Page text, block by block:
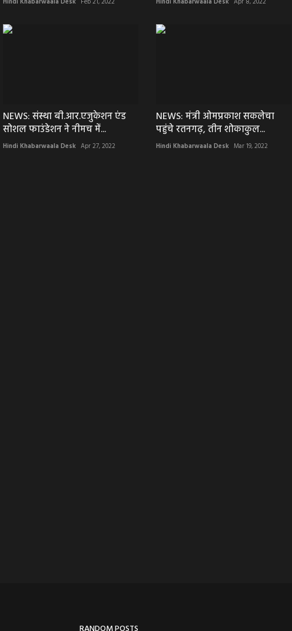
NEWS: संस्था बी.आर.एजुकेशन एंड
सोशल फाउंडेशन ने नीमच में...
Hindi Khabarwaala Desk Apr 27, 2022
NEWS: मंत्री ओमप्रकाश सकलेचा
पहुंचे रतनगढ़, तीन शोकाकुल...
Hindi Khabarwaala Desk Mar 19, 2022